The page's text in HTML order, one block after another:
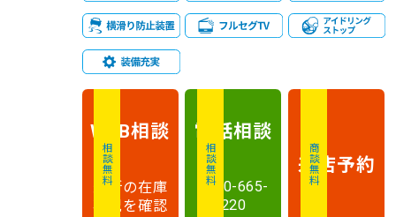
相談無料
WEB相談
最新の在庫
状況を確認
相談無料
電話相談
0120-665-
220
商談無料
来店予約